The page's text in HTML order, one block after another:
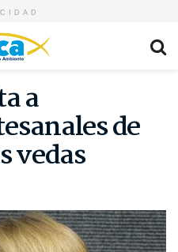
a
de
vedas